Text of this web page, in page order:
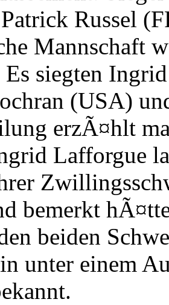
Russel
Mannschaft
Es siegten
(USA)
erzÃ¤hlt
Lafforgue
bemerkt
beiden
unter einem